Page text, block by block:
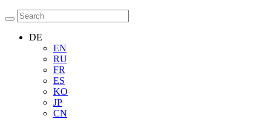
DE
EN
RU
FR
ES
KO
JP
CN